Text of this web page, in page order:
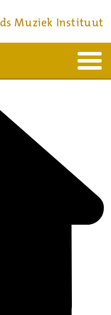
Muziek Instituut